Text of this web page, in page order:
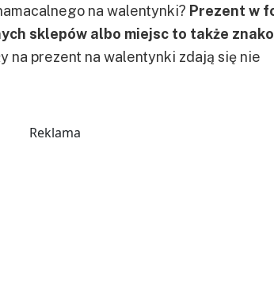
na walentynki? Prezent w
sklepów albo miejsc to także
na prezent na walentynki zdają się nie
Reklama